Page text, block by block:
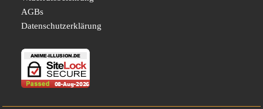
AGBs
Datenschutzerklärung